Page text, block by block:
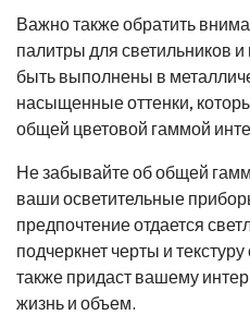
Важно также обратить
палитры для светильников
быть выполнены в
насыщенные оттенки,
общей цветовой гаммой
Не забывайте об общей
ваши осветительные
предпочтение отдается
подчеркнет черты и
также придаст вашему
жизнь и объем.